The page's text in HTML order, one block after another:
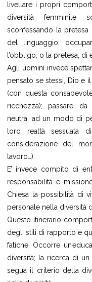
livellare i propri
diversità femminile
sconfessando la pretesa
del linguaggio;
l’obbligo, o la pretesa, di
Agli uomini invece
pensato se stessi, Dio e
(con questa
ricchezza); passare da
neutra, ad un modo di
loro realtà sessuata
considerazione del
lavoro…).
E’ invece compito di
responsabilità e
Chiesa la possibilità di
personale nella diversità
Questo itinerario
degli stili di rapporto e
fatiche. Occorre
diversità; la ricerca di
segua il criterio della